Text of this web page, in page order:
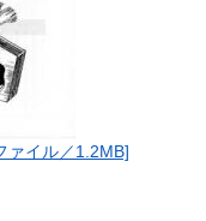
ァイル／1.2MB]